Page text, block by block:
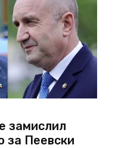
замислил
за Пеевски